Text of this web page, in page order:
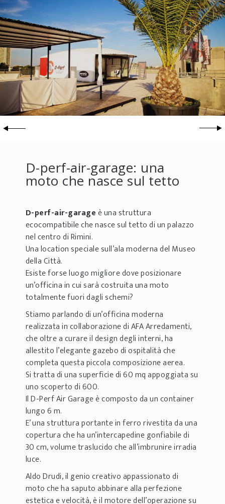
D-perf-air-garage: una
moto che nasce sul tetto
D-perf-air-garageè una struttura
ecocompatibile che nasce sul tetto di un palazzo
nel centro di Rimini.
Una location speciale sull’ala moderna del Museo
della Città.
Esiste forse luogo migliore dove posizionare
un’officina in cui sarà costruita una moto
totalmente fuori dagli schemi?
Stiamo parlando di un’officina moderna
realizzata in collaborazione di AFA Arredamenti,
che oltre a curare il design degli interni, ha
allestito l’elegante gazebo di ospitalità che
completa questa piccola composizione aerea.
Si tratta di una superficie di 60 mq appoggiata su
uno scoperto di 600.
Il D-Perf Air Garage è composto da un container
lungo 6 m.
E’ una struttura portante in ferro rivestita da una
copertura che ha un’intercapedine gonfiabile di
30 cm, volume traslucido che all’imbrunire irradia
luce.
Aldo Drudi, il genio creativo appassionato di
moto che ha saputo abbinare alla perfezione
estetica e velocità, è il motore dell’operazione su